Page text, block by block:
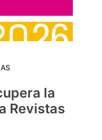
la
Revistas